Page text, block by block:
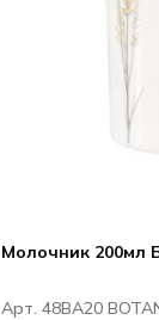
Молочник 200мл
Арт. 48BA20